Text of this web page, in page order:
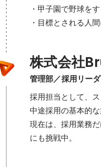
・甲子園で野球をす
・目標とされる人間
株式会社
管理部／採用リー
採用担当として、
中途採用の基本的
現在は、採用業務
にも挑戦中。